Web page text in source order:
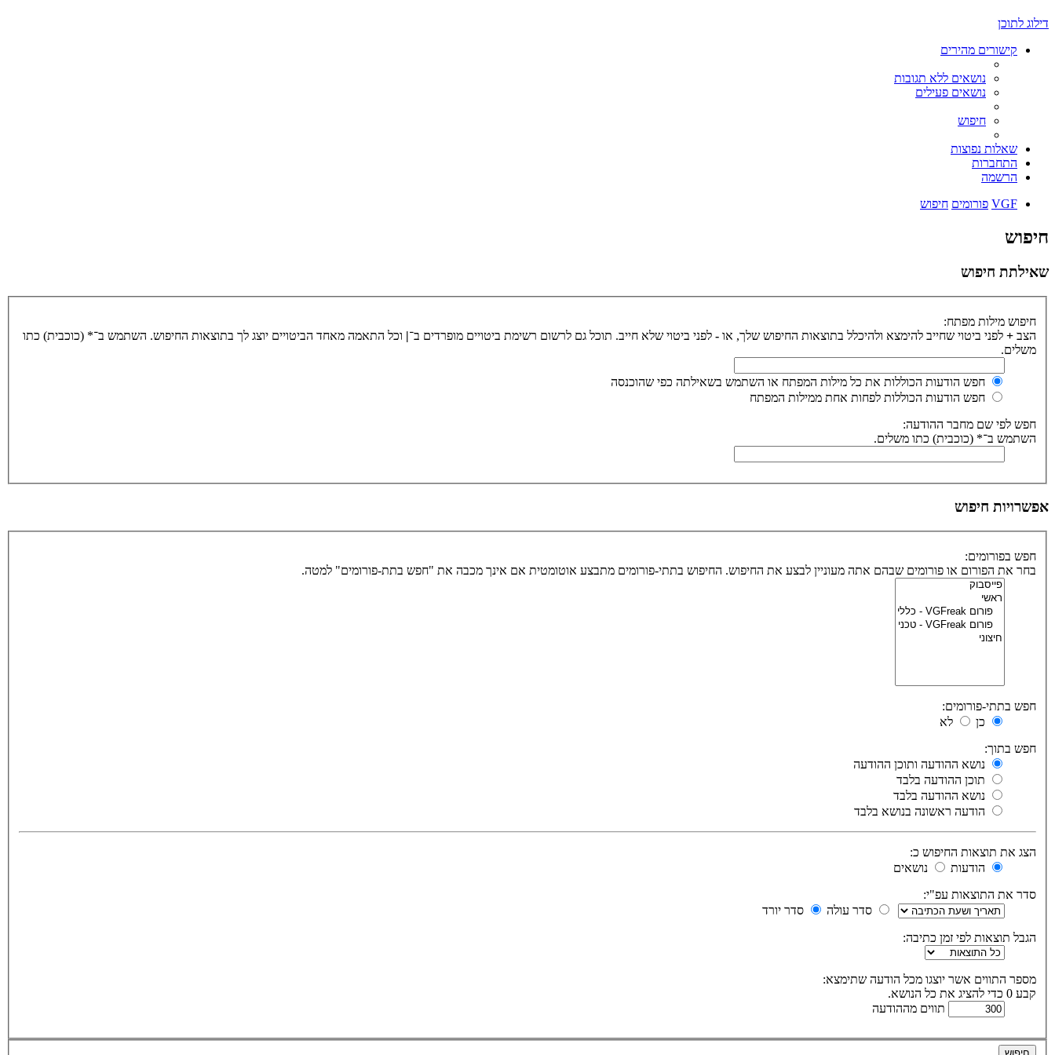
דילוג לתוכן
קישורים מהירים
נושאים ללא תגובות
נושאים פעילים
חיפוש
שאלות נפוצות
התחברות
הרשמה
VGF פורומים חיפוש
חיפוש
שאילתת חיפוש
חיפוש מילות מפתח:
הצב + לפני ביטוי שחייב להימצא ולהיכלל בתוצאות החיפוש שלך, או - לפני ביטוי שלא חייב. תוכל גם לרשום רשימת ביטויים מופרדים ב־| וכל התאמה מאחד הביטויים יוצג לך בתוצאות החיפוש. השתמש ב־* (כוכבית) כתו
משלים.
חפש הודעות הכוללות את כל מילות המפתח או השתמש בשאילתה כפי שהוכנסה
חפש הודעות הכוללות לפחות אחת ממילות המפתח
חפש לפי שם מחבר ההודעה:
השתמש ב־* (כוכבית) כתו משלים.
אפשרויות חיפוש
חפש בפורומים:
בחר את הפורום או פורומים שבהם אתה מעוניין לבצע את החיפוש. החיפוש בתתי-פורומים מתבצע אוטומטית אם אינך מכבה את "חפש בתת-פורומים" למטה.
חפש בתתי-פורומים:
כן
לא
חפש בתוך:
נושא ההודעה ותוכן ההודעה
תוכן ההודעה בלבד
נושא ההודעה בלבד
הודעה ראשונה בנושא בלבד
הצג את תוצאות החיפוש כ:
הודעות
נושאים
סדר את התוצאות עפ"י:
סדר עולה
סדר יורד
הגבל תוצאות לפי זמן כתיבה:
מספר התווים אשר יוצגו מכל הודעה שתימצא:
קבע 0 כדי להציג את כל הנושא.
תווים מההודעה